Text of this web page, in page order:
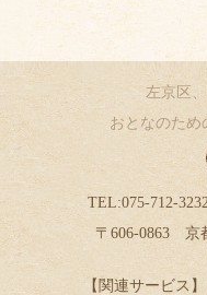
左京区
おとなのた
TEL:075-712-
〒606-0863 京
【関連サービス】